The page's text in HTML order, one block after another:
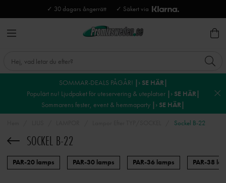
✓ 30 dagars ångerrätt ✓ Säkert via
SOMMAR-DEALS PÅGÅR! |› SE HÄR|
Populärt nu! Ljudpaket för uteservering & uteplatser |› SE HÄR|
Sommarens fester, event & hemmaparty |› SE HÄR|
Sockel B-22
SOCKEL B-22
PAR-20 lamps PAR-30 lamps PAR-36 lamps PAR-38